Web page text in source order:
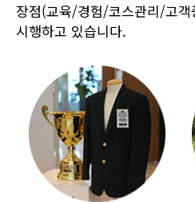
장점(교육/경험/코스관리/고
시행하고 있습니다.